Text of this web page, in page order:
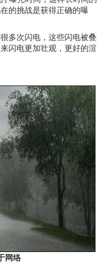
的挑战是获得正确的曝
多次闪电，这些闪电被叠
闪电更加壮观，更好的渲
网络